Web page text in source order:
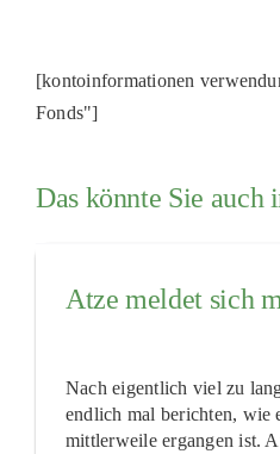
[kontoinformationen
Fonds"]
Das könnte Sie auch
Atze meldet sich
Nach eigentlich viel zu
endlich mal berichten, wie
mittlerweile ergangen ist.